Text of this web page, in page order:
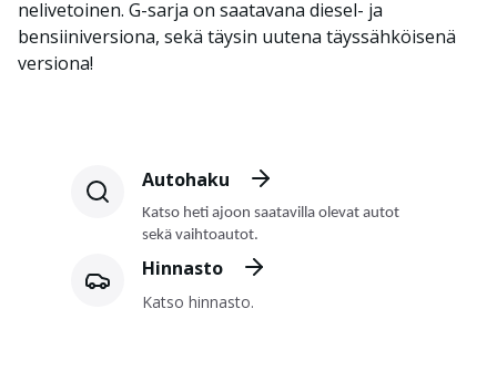
nelivetoinen. G-sarja on saatavana diesel- ja
bensiiniversiona, sekä täysin uutena täyssähköisenä
versiona!
Autohaku
Katso heti ajoon saatavilla olevat autot
sekä vaihtoautot.
Hinnasto
Katso hinnasto.